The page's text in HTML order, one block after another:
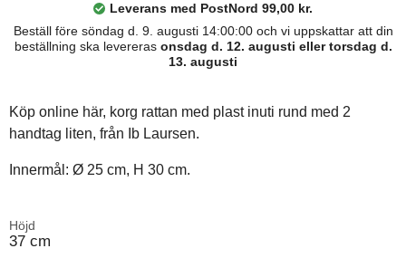
Leverans med PostNord 99,00 kr.
Beställ före söndag d. 9. augusti 14:00:00 och vi uppskattar att din
beställning ska levereras onsdag d. 12. augusti eller torsdag d.
13. augusti
Köp online här, korg rattan med plast inuti rund med 2
handtag liten, från Ib Laursen.
Innermål: Ø 25 cm, H 30 cm.
Höjd
37 cm